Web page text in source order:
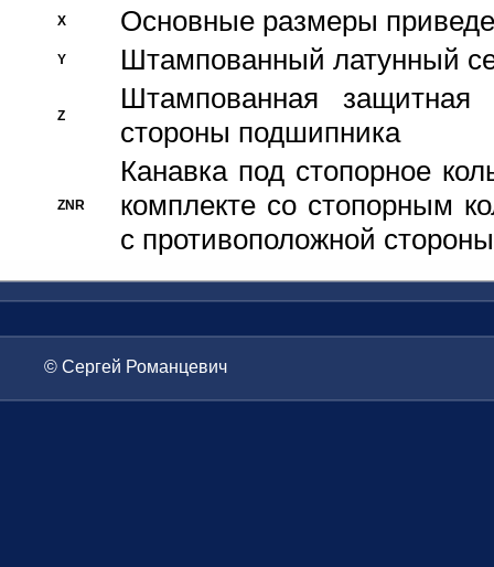
X Основные размеры
Y Штампованный латунный
Z
Штампованная
стороны подшипника
ZNR
Канавка под стопорное
комплекте со стопорным
с противоположной стороны
© Сергей Романцевич